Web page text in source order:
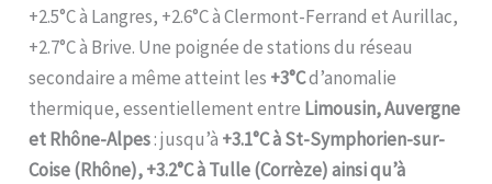
+2.5°C à Langres, +2.6°C à Clermont-Ferrand et Aurillac,
+2.7°C à Brive. Une poignée de stations du réseau
secondaire a même atteint les +3°Cd’anomalie
thermique, essentiellement entre Limousin, Auvergne
et Rhône-Alpes: jusqu’à +3.1°C à St-Symphorien-sur-
Coise (Rhône), +3.2°C à Tulle (Corrèze) ainsi qu’à